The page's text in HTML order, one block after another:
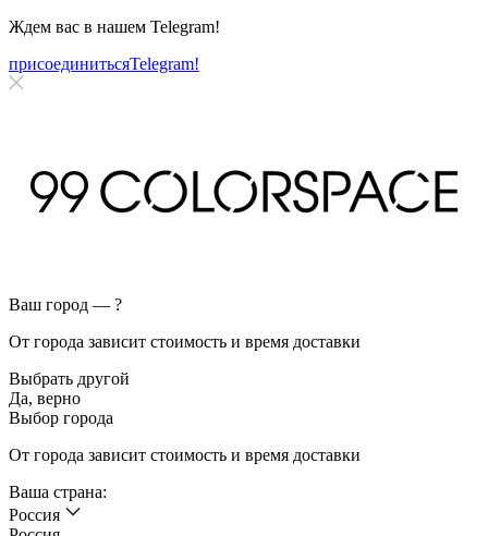
Ждем вас в нашем Telegram!
присоединитьсяTelegram!
Ваш город — ?
От города зависит стоимость и время доставки
Выбрать другой
Да, верно
Выбор города
От города зависит стоимость и время доставки
Ваша страна:
Россия